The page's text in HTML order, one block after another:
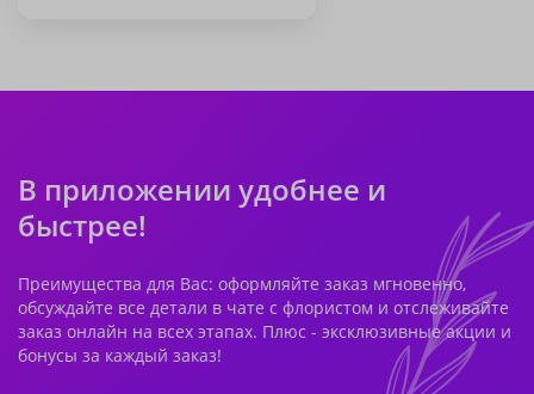
В приложении удобнее и
быстрее!
Преимущества для Вас: оформляйте заказ мгновенно,
обсуждайте все детали в чате с флористом и отслеживайте
заказ онлайн на всех этапах. Плюс - эксклюзивные акции и
бонусы за каждый заказ!